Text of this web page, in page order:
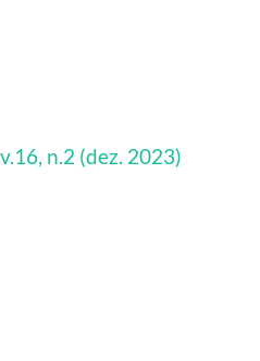
n.2 (dez. 2023)